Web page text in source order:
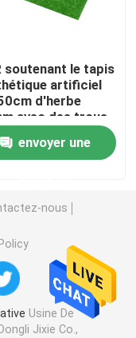
soutenant le tapis
artificiel
d'herbe
avec des trous
envoyer une
nous
Usine De
Jixie Co.,